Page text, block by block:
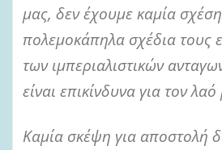
μας, δεν έχουμε καμία
πολεμοκάπηλα σχέδια τους
των ιμπεριαλιστικών
είναι επικίνδυνα για τον
Καμία σκέψη για αποστολή